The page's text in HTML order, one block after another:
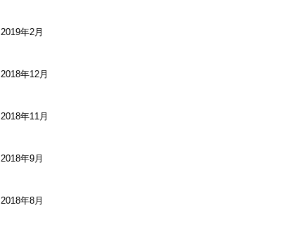
2019年2月
2018年12月
2018年11月
2018年9月
2018年8月